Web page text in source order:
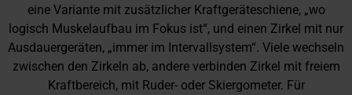
eine Variante mit zusätzlicher Kraftgeräteschiene, „wo
logisch Muskelaufbau im Fokus ist“, und einen Zirkel mit nur
Ausdauergeräten, „immer im Intervallsystem“. Viele wechseln
zwischen den Zirkeln ab, andere verbinden Zirkel mit freiem
Kraftbereich, mit Ruder- oder Skiergometer. Für